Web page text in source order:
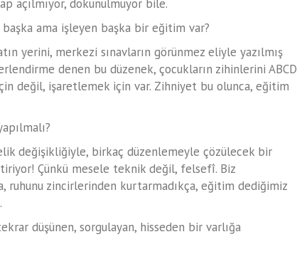
açılmıyor, dokunulmuyor bile.
ama işleyen başka bir eğitim var?
yerini, merkezi sınavların görünmez eliyle yazılmış
denen bu düzenek, çocukların zihinlerini ABCD
değil, işaretlemek için var. Zihniyet bu olunca, eğitim
değişikliğiyle, birkaç düzenlemeyle çözülecek bir
Çünkü mesele teknik değil, felsefî. Biz
ruhunu zincirlerinden kurtarmadıkça, eğitim dediğimiz
düşünen, sorgulayan, hisseden bir varlığa